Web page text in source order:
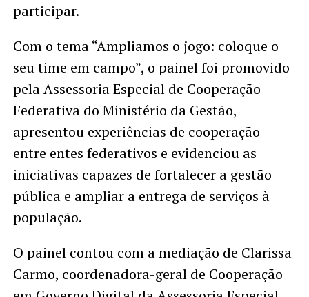
participar.
Com o tema “Ampliamos o jogo: coloque o
seu time em campo”, o painel foi promovido
pela Assessoria Especial de Cooperação
Federativa do Ministério da Gestão,
apresentou experiências de cooperação
entre entes federativos e evidenciou as
iniciativas capazes de fortalecer a gestão
pública e ampliar a entrega de serviços à
população.
O painel contou com a mediação de Clarissa
Carmo, coordenadora-geral de Cooperação